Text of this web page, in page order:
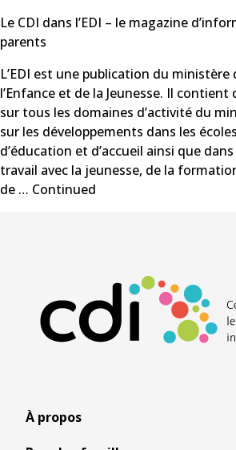
Le CDI dans l’EDI – le magazine
parents
L’EDI est une publication du ministère
l’Enfance et de la Jeunesse. Il
sur tous les domaines d’activité du
sur les développements dans les
d’éducation et d’accueil ainsi que
travail avec la jeunesse, de la
de … Continued
À propos